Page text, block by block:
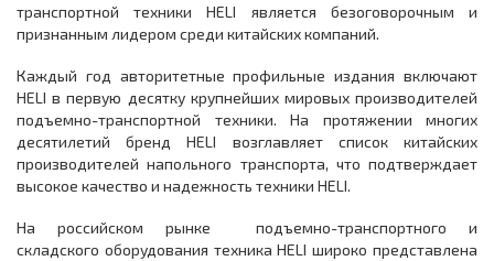
транспортной техники HELI является безоговорочным и
признанным лидером среди китайских компаний.
Каждый год авторитетные профильные издания включают
HELI в первую десятку крупнейших мировых производителей
подъемно-транспортной техники. На протяжении многих
десятилетий бренд HELI возглавляет список китайских
производителей напольного транспорта, что подтверждает
высокое качество и надежность техники HELI.
На российском рынке подъемно-транспортного и
складского оборудования техника HELI широко представлена